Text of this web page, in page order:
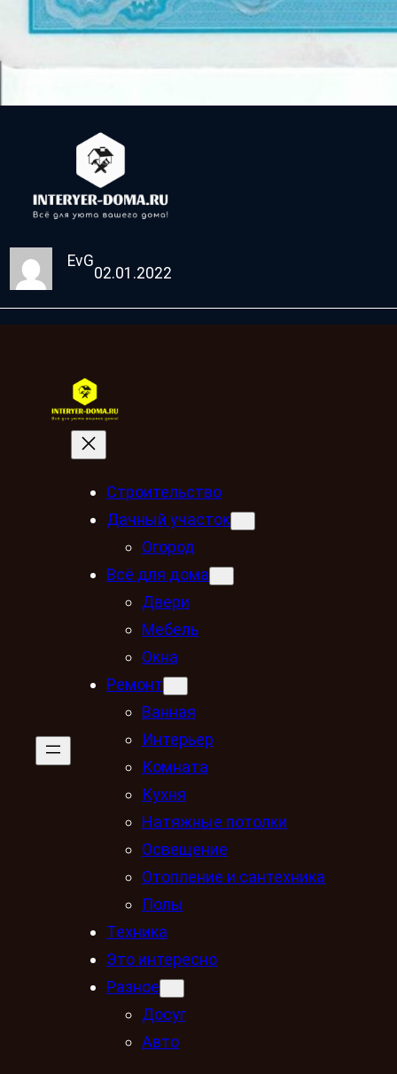
EvG
02.01.2022
Строительство
Дачный участок
Огород
Всё для дома
Двери
Мебель
Окна
Ремонт
Ванная
Интерьер
Комната
Кухня
Натяжные потолки
Освещение
Отопление и сантехника
Полы
Техника
Это интересно
Разное
Досуг
Авто